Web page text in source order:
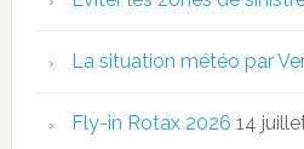
La situation météo par
Fly-in Rotax 2026 14